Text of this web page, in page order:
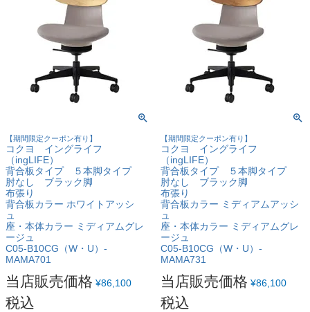
【期間限定クーポン有り】
コクヨ イングライフ
（ingLIFE）
背合板タイプ ５本脚タイプ
肘なし ブラック脚
布張り
背合板カラー ホワイトアッシ
ュ
座・本体カラー ミディアムグレ
ージュ
C05-B10CG（W・U）-
MAMA701
当店販売価格 ¥86,100
税込
【期間限定クーポン有り】
コクヨ イングライフ
（ingLIFE）
背合板タイプ ５本脚タイプ
肘なし ブラック脚
布張り
背合板カラー ミディアムアッシ
ュ
座・本体カラー ミディアムグレ
ージュ
C05-B10CG（W・U）-
MAMA731
当店販売価格 ¥86,100
税込